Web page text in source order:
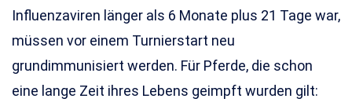
Influenzaviren länger als 6 Monate plus 21 Tage war,
müssen vor einem Turnierstart neu
grundimmunisiert werden. Für Pferde, die schon
eine lange Zeit ihres Lebens geimpft wurden gilt: